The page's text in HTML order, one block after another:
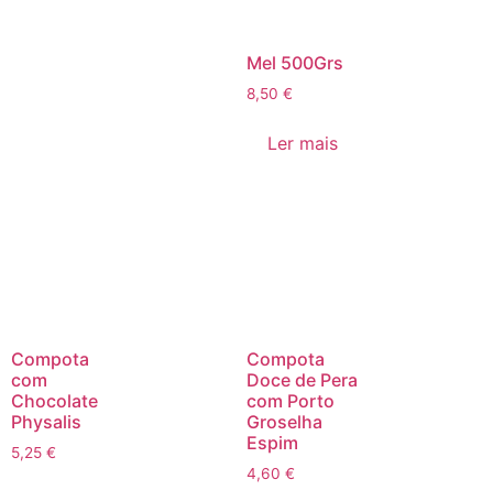
Mel 500Grs
8,50 €
Ler mais
Compota
com
Chocolate
Physalis
5,25 €
Compota
Doce de Pera
com Porto
Groselha
Espim
4,60 €